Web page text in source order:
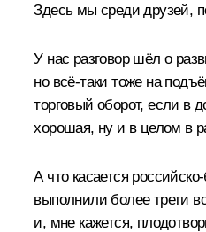
Здесь мы среди друзей,
У нас разговор шёл о
но всё-таки тоже на
торговый оборот, если в
хорошая, ну и в целом в
А что касается
выполнили более трети
и, мне кажется,